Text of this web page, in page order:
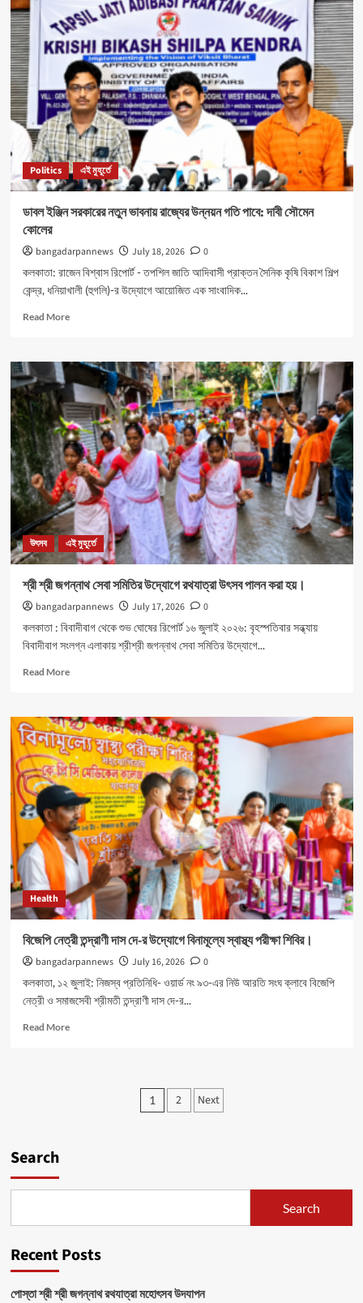
সংস্কৃতিওডিশি
আশ্রমের
৩৩তম
প্রতিষ্ঠাবার্ষিকী
উদযাপন।
Politics এই মুহূর্তে
ডাবল ইঞ্জিন সরকারের নতুন ভাবনায় রাজ্যের উন্নয়ন গতি পাবে: দাবী সৌমেন
কোলের
bangadarpannews July 18, 2026
0
কলকাতা: রাজেন বিশ্বাস রিপোর্ট - তপশিল জাতি আদিবাসী প্রাক্তন সৈনিক কৃষি বিকাশ শিল্প
কেন্দ্র, ধনিয়াখালী (হুগলি)-র উদ্যোগে আয়োজিত এক সাংবাদিক...
Read MoreRead
ডাবল
সরকারের
নতুন
ভাবনায়
রাজ্যের
উন্নয়ন
গতি
পাবে:
দাবী
সৌমেন
কোলের
উৎসব এই মুহূর্তে
শ্রী শ্রী জগন্নাথ সেবা সমিতির উদ্যোগে রথযাত্রা উৎসব পালন করা হয়।
bangadarpannews July 17, 2026
0
কলকাতা : বিবাদীবাগ থেকে শুভ ঘোষের রিপোর্ট ১৬ জুলাই ২০২৬: বৃহস্পতিবার সন্ধ্যায়
বিবাদীবাগ সংলগ্ন এলাকায় শ্রীশ্রী জগন্নাথ সেবা সমিতির উদ্যোগে...
Read MoreRead
শ্রী
শ্রী
জগন্নাথ
সেবা
সমিতির
উদ্যোগে
রথযাত্রা
উৎসব
পালন
করা
হয়।
Health
বিজেপি নেত্রী তন্দ্রাণী দাস দে-র উদ্যোগে বিনামূল্যে স্বাস্থ্য পরীক্ষা শিবির।
bangadarpannews July 16, 2026
0
কলকাতা, ১২ জুলাই: নিজস্ব প্রতিনিধি- ওয়ার্ড নং ৯৩-এর নিউ আরতি সংঘ ক্লাবে বিজেপি
নেত্রী ও সমাজসেবী শ্রীমতী তন্দ্রাণী দাস দে-র...
Read MoreRead
স্বাস্থ্য
শিবির।
Posts
1 2 Next
Search
Search
Recent Posts
পোস্তা শ্রী শ্রী জগন্নাথ রথযাত্রা মহোৎসব উদযাপন